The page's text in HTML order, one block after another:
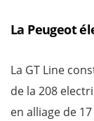
La Peugeot
La GT Line
de la 208
en alliage de